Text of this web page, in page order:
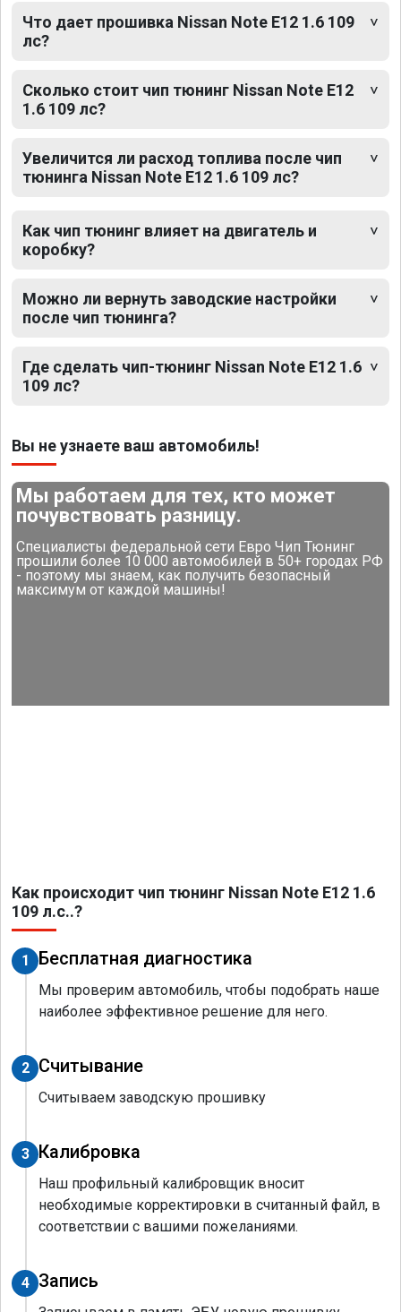
Что дает прошивка Nissan Note E12 1.6 109
лс?
Сколько стоит чип тюнинг Nissan Note E12
1.6 109 лс?
Увеличится ли расход топлива после чип
тюнинга Nissan Note E12 1.6 109 лс?
Как чип тюнинг влияет на двигатель и
коробку?
Можно ли вернуть заводские настройки
после чип тюнинга?
Где сделать чип-тюнинг Nissan Note E12 1.6
109 лс?
Вы не узнаете ваш автомобиль!
Мы работаем для тех, кто может
почувствовать разницу.
Специалисты федеральной сети Евро Чип Тюнинг
прошили более 10 000 автомобилей в 50+ городах РФ
- поэтому мы знаем, как получить безопасный
максимум от каждой машины!
Как происходит чип тюнинг Nissan Note E12 1.6
109 л.с..?
1 Бесплатная диагностика
Мы проверим автомобиль, чтобы подобрать наше
наиболее эффективное решение для него.
2 Считывание
Считываем заводскую прошивку
3 Калибровка
Наш профильный калибровщик вносит
необходимые корректировки в считанный файл, в
соответствии с вашими пожеланиями.
4 Запись